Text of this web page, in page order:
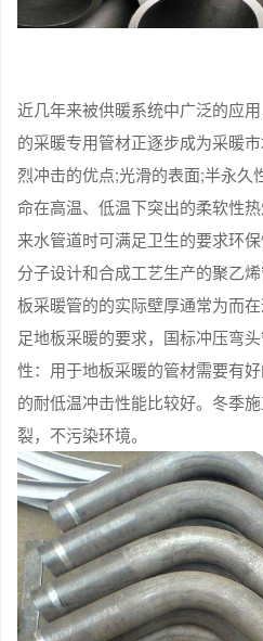
近几年来被供暖系统中广泛的应
的采暖专用管材正逐步成为采暖
烈冲击的优点;光滑的表面;半永久
命在高温、低温下突出的柔软性
来水管道时可满足卫生的要求环
分子设计和合成工艺生产的聚乙
板采暖管的的实际壁厚通常为而
足地板采暖的要求，国标冲压弯
性：用于地板采暖的管材需要有
的耐低温冲击性能比较好。冬季
裂，不污染环境。